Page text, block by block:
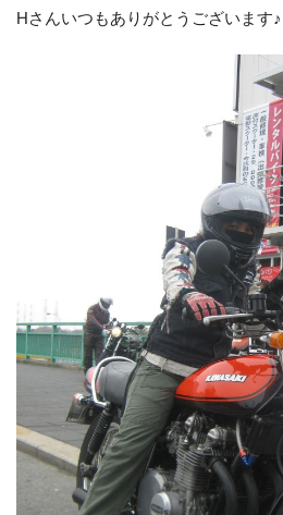
Hさんいつもありがとうございます♪
お客様の声
お問い合
WEB予